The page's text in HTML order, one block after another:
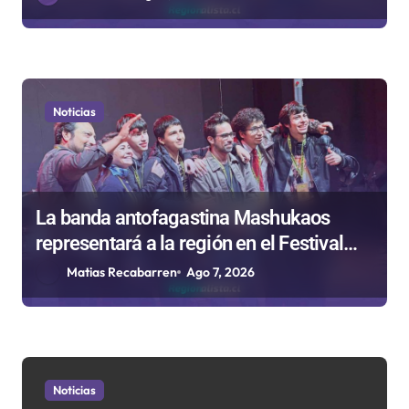
s
Noticias
La banda antofagastina Mashukaos
representará a la región en el Festival
Rockódromo de Valparaíso
Matias Recabarren Ago 7, 2026
Noticias